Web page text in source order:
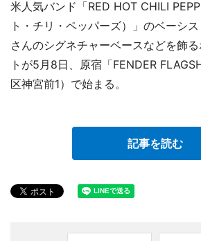
米人気バンド「RED HOT CHILI
ト・チリ・ペッパーズ）」のベーシス
さんのシグネチャーベースなどを飾
トが5月8日、原宿「FENDER
区神宮前1）で始まる。
記事を読む